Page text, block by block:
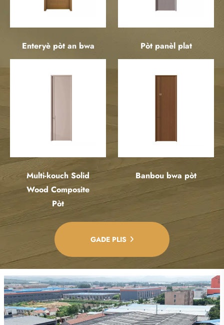
Enteryè pòt an bwa Pòt panèl plat
Multi-kouch Solid
Wood Composite
Pòt
Banbou bwa pòt
GADE PLIS